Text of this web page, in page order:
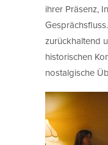
ihrer Präsenz,
zurückhaltend
historischen
nostalgische